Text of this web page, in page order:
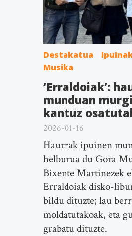
Destakatua
Musika
‘Erraldoiak’:
munduan
kantuz
2026-01-16
Haurrak ipuinen
helburua du Gora
Bixente Martinezek
Erraldoiak disko-
bildu dituzte; lau
moldatutakoak, eta
grabatu dituzte.